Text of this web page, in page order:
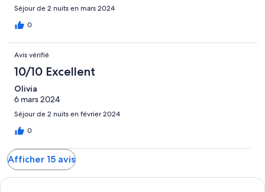
Séjour de 2 nuits en mars 2024
0
Avis vérifié
10/10 Excellent
Olivia
6 mars 2024
Séjour de 2 nuits en février 2024
0
Afficher 15 avis